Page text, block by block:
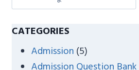
e
CATEGORIES
Admission (5)
Admission Question Bank